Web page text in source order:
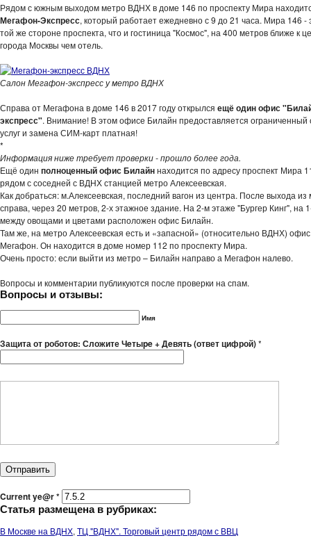
Рядом с южным выходом метро ВДНХ в доме 146 по проспекту Мира
Мегафон-Экспресс, который работает ежедневно с 9 до 21 часа. Мира 146 -
той же стороне проспекта, что и гостиница "Космос", на 400 метров ближе к
города Москвы чем отель.
Салон Мегафон-экспресс у метро ВДНХ
Справа от Мегафона в доме 146 в 2017 году открылся ещё один офис
экспресс". Внимание! В этом офисе Билайн предоставляется ограниченный
услуг и замена СИМ-карт платная!
*
Информация ниже требует проверки - прошло более года.
Ещё один полноценный офис Билайннаходится по адресу проспект Мира
рядом с соседней с ВДНХ станцией метро Алексеевская.
Как добраться: м.Алексеевская, последний вагон из центра. После выхода из
справа, через 20 метров, 2-х этажное здание. На 2-м этаже "Бургер Кинг", на
между овощами и цветами расположен офис Билайн.
Там же, на метро Алексеевская есть и «запасной» (относительно ВДНХ)
Мегафон. Он находится в доме номер 112 по проспекту Мира.
Очень просто: если выйти из метро – Билайн направо а Мегафон налево.
Вопросы и комментарии публикуются после проверки на спам.
Вопросы и отзывы:
Имя
Защита от роботов: Сложите Чeтыpe + Дeвять (ответ цифрой)*
Current ye@r*
Статья размещена в рубриках:
В Москве на ВДНХ, ТЦ "ВДНХ". Торговый центр рядом с ВВЦ